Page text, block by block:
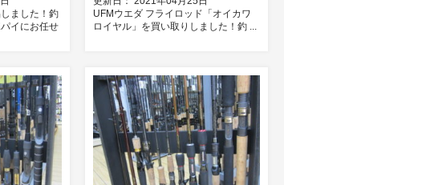
ました！釣
イにお任せ
UFMウエダ フライロッド「オイカワ
ロイヤル」を買い取りしました！釣 ...